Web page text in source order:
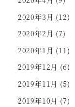
2020年3月 (12)
2020年2月 (7)
2020年1月 (11)
2019年12月 (6)
2019年11月 (5)
2019年10月 (7)